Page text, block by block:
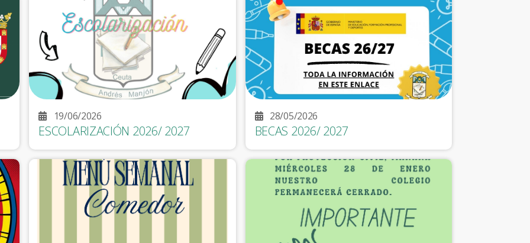
19/06/2026
ESCOLARIZACIÓN 2026/ 2027
28/05/2026
BECAS 2026/ 2027